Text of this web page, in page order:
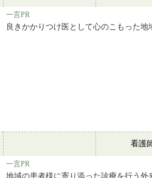
一言PR
良きかかりつけ医として心のこもった
看護
一言PR
地域の患者様に寄り添った診療を行う外